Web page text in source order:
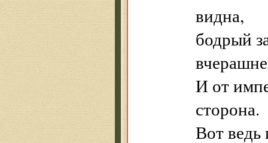
видна,
бодрый
И от
сторона.
Вот ведь